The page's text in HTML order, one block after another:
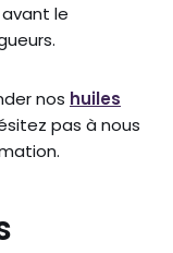
le
nos huiles
pas à nous